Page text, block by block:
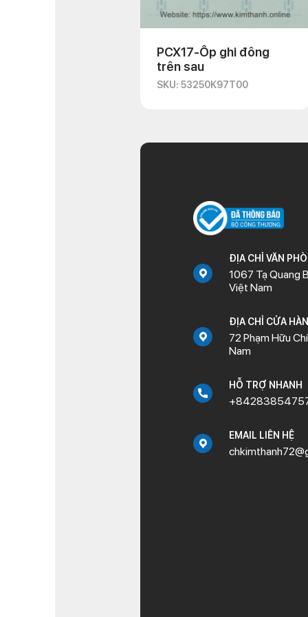
PCX17-Ốp ghi đông
trên sau
SKU: 53250K97T00
ĐỊA CHỈ VĂN
1067 Tạ Quang
Việt Nam
ĐỊA CHỈ CỬA
72 Phạm Hữu
Nam
HỖ TRỢ NHANH
EMAIL LIÊN HỆ